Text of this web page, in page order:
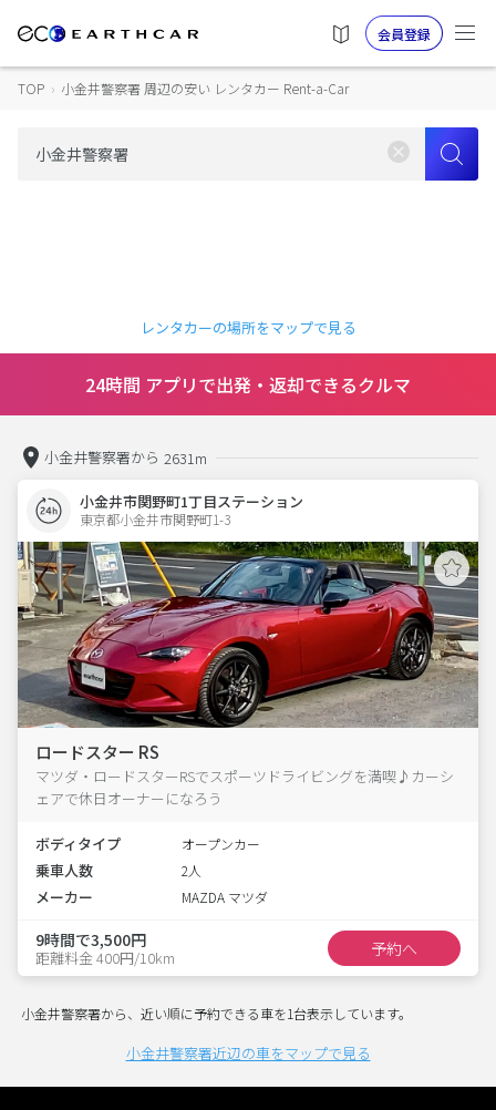
会員登録
TOP › 小金井警察署 周辺の安い レンタカー Rent-a-Car
レンタカーの場所をマップで見る
24時間 アプリで出発・返却できるクルマ
小金井警察署から 2631m
小金井市関野町1丁目ステーション
東京都小金井市関野町1-3
ロードスター RS
マツダ・ロードスターRSでスポーツドライビングを満喫♪カーシ
ェアで休日オーナーになろう
ボディタイプ オープンカー
乗車人数 2人
メーカー MAZDA マツダ
9時間で3,500円
距離料金 400円/10km 予約へ
小金井警察署から、近い順に予約できる車を1台表示しています。
小金井警察署近辺の車をマップで見る